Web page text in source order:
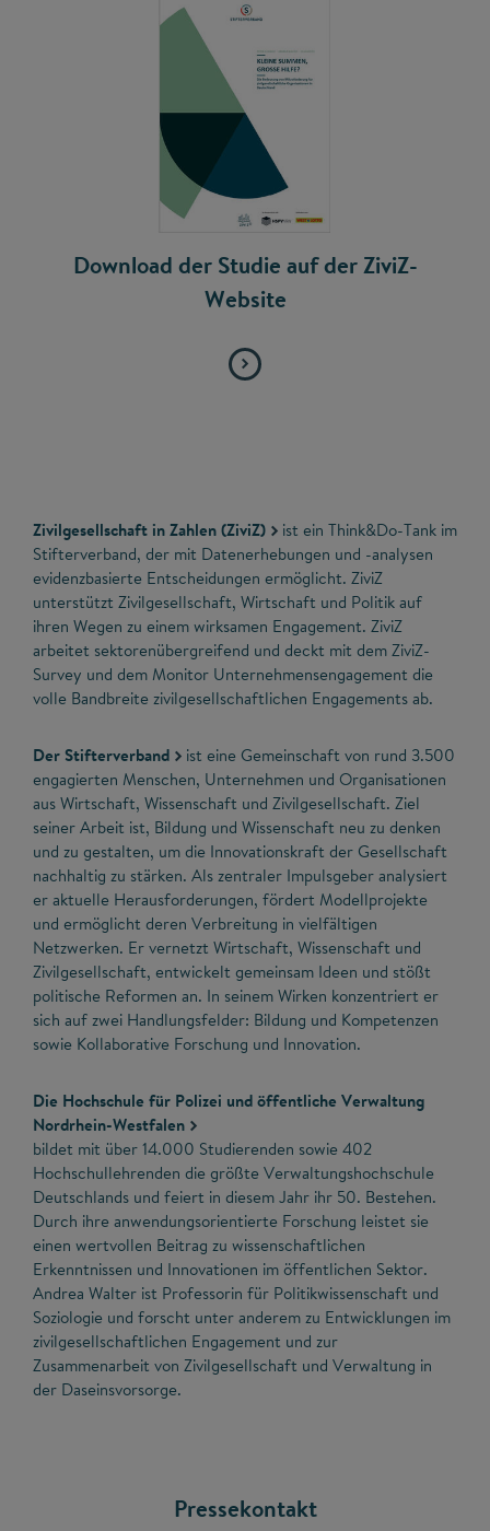
Download der Studie auf der ZiviZ-
Website
Zivilgesellschaft in Zahlen (ZiviZ)
ist ein Think&Do-Tank im
Stifterverband, der mit Datenerhebungen und -analysen
evidenzbasierte Entscheidungen ermöglicht. ZiviZ
unterstützt Zivilgesellschaft, Wirtschaft und Politik auf
ihren Wegen zu einem wirksamen Engagement. ZiviZ
arbeitet sektorenübergreifend und deckt mit dem ZiviZ-
Survey und dem Monitor Unternehmensengagement die
volle Bandbreite zivilgesellschaftlichen Engagements ab.
Der Stifterverband
ist eine Gemeinschaft von rund 3.500
engagierten Menschen, Unternehmen und Organisationen
aus Wirtschaft, Wissenschaft und Zivilgesellschaft. Ziel
seiner Arbeit ist, Bildung und Wissenschaft neu zu denken
und zu gestalten, um die Innovationskraft der Gesellschaft
nachhaltig zu stärken. Als zentraler Impulsgeber analysiert
er aktuelle Herausforderungen, fördert Modellprojekte
und ermöglicht deren Verbreitung in vielfältigen
Netzwerken. Er vernetzt Wirtschaft, Wissenschaft und
Zivilgesellschaft, entwickelt gemeinsam Ideen und stößt
politische Reformen an. In seinem Wirken konzentriert er
sich auf zwei Handlungsfelder: Bildung und Kompetenzen
sowie Kollaborative Forschung und Innovation.
Die Hochschule für Polizei und öffentliche Verwaltung
Nordrhein-Westfalen
bildet mit über 14.000 Studierenden sowie 402
Hochschullehrenden die größte Verwaltungshochschule
Deutschlands und feiert in diesem Jahr ihr 50. Bestehen.
Durch ihre anwendungsorientierte Forschung leistet sie
einen wertvollen Beitrag zu wissenschaftlichen
Erkenntnissen und Innovationen im öffentlichen Sektor.
Andrea Walter ist Professorin für Politikwissenschaft und
Soziologie und forscht unter anderem zu Entwicklungen im
zivilgesellschaftlichen Engagement und zur
Zusammenarbeit von Zivilgesellschaft und Verwaltung in
der Daseinsvorsorge.
Pressekontakt